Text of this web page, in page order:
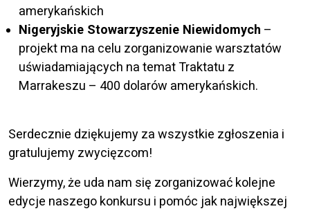
amerykańskich
Nigeryjskie Stowarzyszenie Niewidomych –
projekt ma na celu zorganizowanie warsztatów
uświadamiających na temat Traktatu z
Marrakeszu – 400 dolarów amerykańskich.
Serdecznie dziękujemy za wszystkie zgłoszenia i
gratulujemy zwycięzcom!
Wierzymy, że uda nam się zorganizować kolejne
edycje naszego konkursu i pomóc jak największej